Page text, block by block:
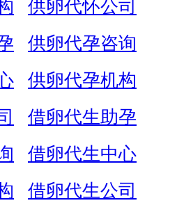
供卵代怀公司
供卵代孕咨询
供卵代孕机构
借卵代生助孕
借卵代生中心
借卵代生公司